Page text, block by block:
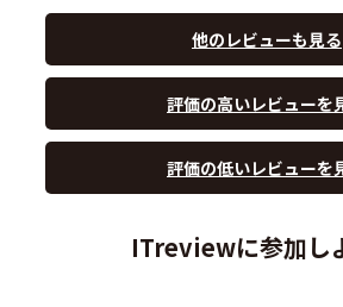
他のレビューも見る
評価の高いレビューを
評価の低いレビューを
ITreviewに参加し